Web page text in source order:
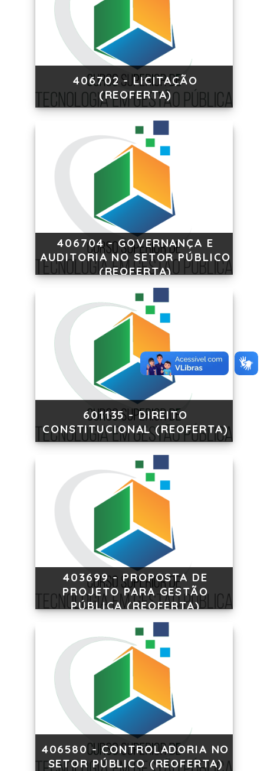
406702 - LICITAÇÃO
(REOFERTA)
406704 - GOVERNANÇA E
AUDITORIA NO SETOR PÚBLICO
(REOFERTA)
601135 - DIREITO
CONSTITUCIONAL (REOFERTA)
403699 - PROPOSTA DE
PROJETO PARA GESTÃO
PÚBLICA (REOFERTA)
406580 - CONTROLADORIA NO
SETOR PÚBLICO (REOFERTA)